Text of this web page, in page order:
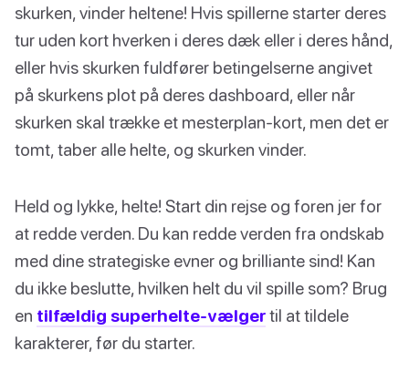
skurken, vinder heltene! Hvis spillerne starter deres
tur uden kort hverken i deres dæk eller i deres hånd,
eller hvis skurken fuldfører betingelserne angivet
på skurkens plot på deres dashboard, eller når
skurken skal trække et mesterplan-kort, men det er
tomt, taber alle helte, og skurken vinder.
Held og lykke, helte! Start din rejse og foren jer for
at redde verden. Du kan redde verden fra ondskab
med dine strategiske evner og brilliante sind! Kan
du ikke beslutte, hvilken helt du vil spille som? Brug
en tilfældig superhelte-vælgertil at tildele
karakterer, før du starter.